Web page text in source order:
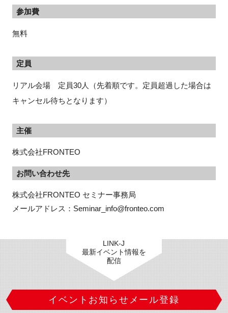
参加費
無料
定員
リアル会場 定員30人（先着順です。定員超過した場合は
キャンセル待ちとなります）
主催
株式会社FRONTEO
お問い合わせ先
株式会社FRONTEO セミナー事務局
メールアドレス：Seminar_info@fronteo.com
LINK-J
最新イベント情報を
配信
イベントお知らせメール登録